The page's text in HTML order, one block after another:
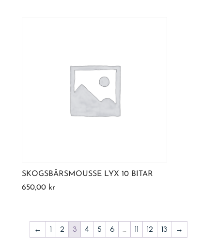
SKOGSBÄRSMOUSSE LYX 10 BITAR
650,00 kr
← 1 2 3 4 5 6 … 11 12 13 →